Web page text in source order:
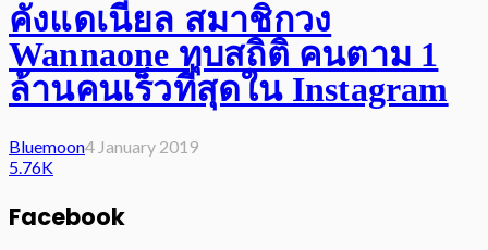
คังแดเนียล สมาชิกวง
Wannaone ทุบสถิติ คนตาม 1
ล้านคนเร็วที่สุดใน Instagram
Bluemoon4 January 2019
5.76K
Facebook